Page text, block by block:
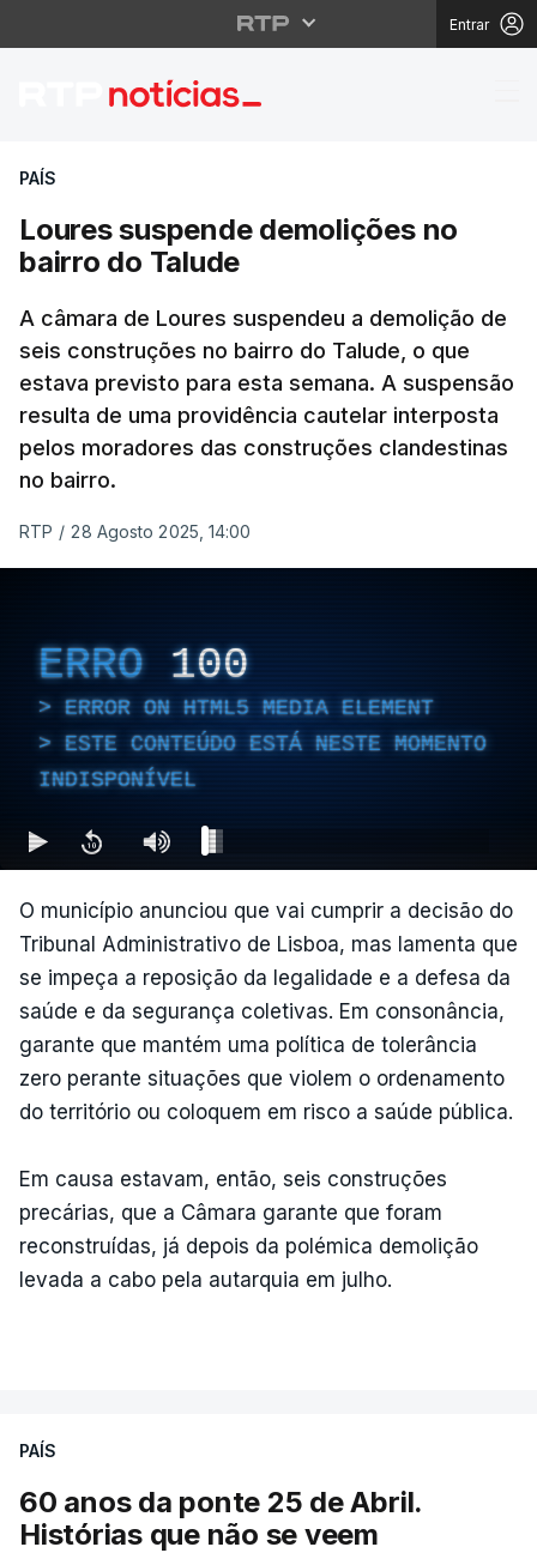
Entrar
Loures suspende
PAÍS
Loures suspende demolições no
bairro do Talude
A câmara de Loures suspendeu a demolição de
seis construções no bairro do Talude, o que
estava previsto para esta semana. A suspensão
resulta de uma providência cautelar interposta
pelos moradores das construções clandestinas
no bairro.
RTP / 28 Agosto 2025, 14:00
ERRO 100
ERROR ON HTML5 MEDIA ELEMENT
ESTE CONTEÚDO ESTÁ NESTE MOMENTO
INDISPONÍVEL
O município anunciou que vai cumprir a decisão do
Tribunal Administrativo de Lisboa, mas lamenta que
se impeça a reposição da legalidade e a defesa da
saúde e da segurança coletivas. Em consonância,
garante que mantém uma política de tolerância
zero perante situações que violem o ordenamento
do território ou coloquem em risco a saúde pública.
Em causa estavam, então, seis construções
precárias, que a Câmara garante que foram
reconstruídas, já depois da polémica demolição
levada a cabo pela autarquia em julho.
PAÍS
60 anos da ponte 25 de Abril.
Histórias que não se veem